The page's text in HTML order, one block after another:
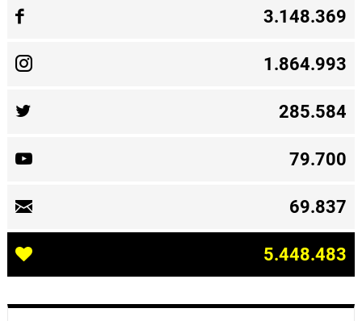
3.148.369
1.864.993
285.584
79.700
69.837
5.448.483